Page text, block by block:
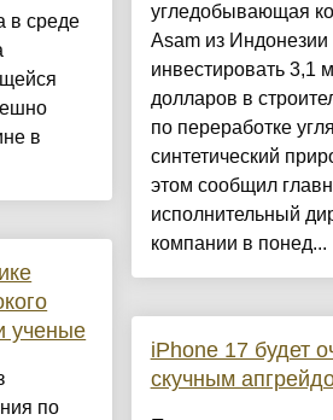
в среде
в
ученые
по
угледобывающая
Asam из Индонезии
инвестировать 3,1
долларов в
по переработке
синтетический
этом сообщил
исполнительный
компании в понед...
iPhone 17 будет
скучным